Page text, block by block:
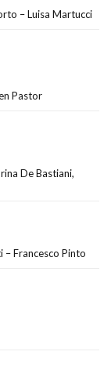
– Luisa Martucci
Pastor
De Bastiani,
– Francesco Pinto